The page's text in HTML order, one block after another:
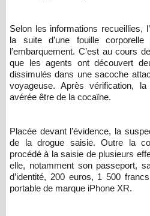
Selon les informations recueillies,
la suite d’une fouille
l’embarquement. C’est au cours
que les agents ont découvert
dissimulés dans une sacoche
voyageuse. Après vérification,
avérée être de la cocaïne.
Placée devant l’évidence, la
de la drogue saisie. Outre la
procédé à la saisie de plusieurs
elle, notamment son passeport,
d’identité, 200 euros, 1 500
portable de marque iPhone XR.